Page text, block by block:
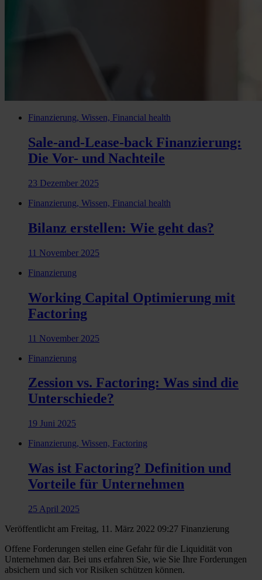
Finanzierung, Wissen, Financial health
Sale-and-Lease-back Finanzierung:
Die Vor- und Nachteile
23 Dezember 2025
Finanzierung, Wissen, Financial health
Bilanz erstellen: Wie geht das?
11 November 2025
Finanzierung
Working Capital Optimierung mit
Factoring
11 November 2025
Finanzierung
Zession vs. Factoring: Was sind die
Unterschiede?
19 Juni 2025
Finanzierung, Wissen, Factoring
Was ist Factoring? Definition und
Vorteile für Unternehmen
25 April 2025
Veröffentlicht am Freitag, 11. März 2022 09:27 Finanzierung
Offene Forderungen stellen eine Gefahr für die Liquidität von
Unternehmen dar. Bei uns erfahren Sie, wie Sie Ihre Forderungen
absichern und sich vor Risiken schützen können.